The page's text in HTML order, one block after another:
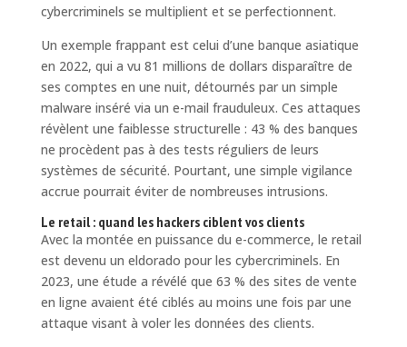
cybercriminels se multiplient et se perfectionnent.
Un exemple frappant est celui d’une banque asiatique
en 2022, qui a vu 81 millions de dollars disparaître de
ses comptes en une nuit, détournés par un simple
malware inséré via un e-mail frauduleux. Ces attaques
révèlent une faiblesse structurelle : 43 % des banques
ne procèdent pas à des tests réguliers de leurs
systèmes de sécurité. Pourtant, une simple vigilance
accrue pourrait éviter de nombreuses intrusions.
Le retail : quand les hackers ciblent vos clients
Avec la montée en puissance du e-commerce, le retail
est devenu un eldorado pour les cybercriminels. En
2023, une étude a révélé que 63 % des sites de vente
en ligne avaient été ciblés au moins une fois par une
attaque visant à voler les données des clients.